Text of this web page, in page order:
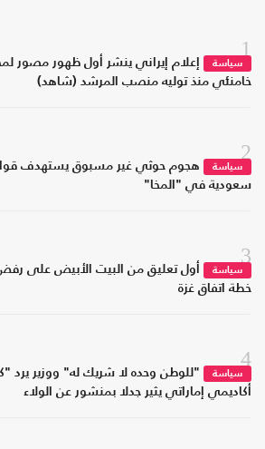
1
سياسة
إعلام إيراني ينشر أول ظهور مصور
خامنئي منذ توليه منصب المرشد (شاهد)
2
سياسة
هجوم حوثي غير مسبوق يستهدف
سعودية في "المخا"
3
سياسة
أول تعليق من البيت الأبيض على
خطة اتفاق غزة
4
سياسة
"للوطن وحده لا شريك له" ووزير يرد
أكاديمي إماراتي يثير جدلا بمنشور عن الولاء